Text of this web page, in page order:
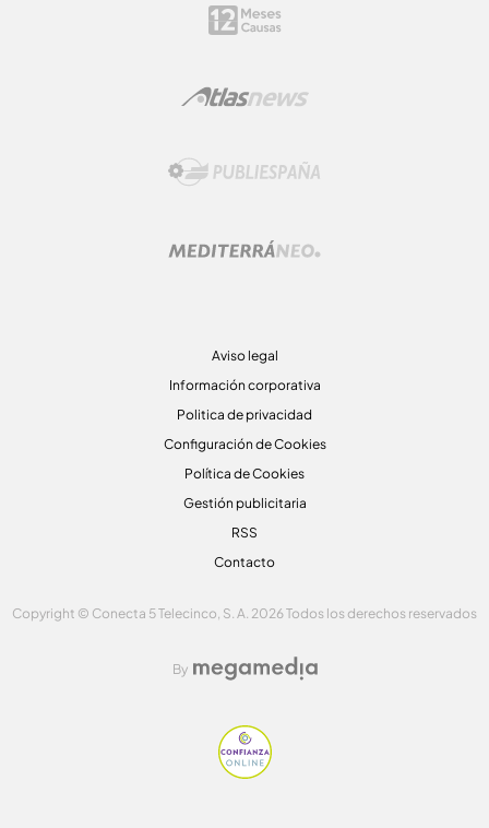
Aviso legal
Información corporativa
Politica de privacidad
Configuración de Cookies
Política de Cookies
Gestión publicitaria
RSS
Contacto
Copyright © Conecta 5 Telecinco, S. A. 2026 Todos los derechos reservados
By